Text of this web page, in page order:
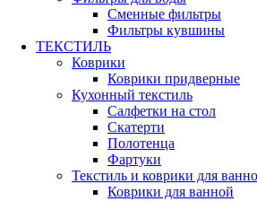
Сменные фильтры
Фильтры кувшины
ТЕКСТИЛЬ
Коврики
Коврики придверные
Кухонный текстиль
Салфетки на стол
Скатерти
Полотенца
Фартуки
Текстиль и коврики для
Коврики для ванной